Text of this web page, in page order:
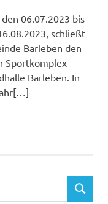
06.07.2023 bis
schließt
Barleben den
Sportkomplex
Barleben. In
SUCHEN